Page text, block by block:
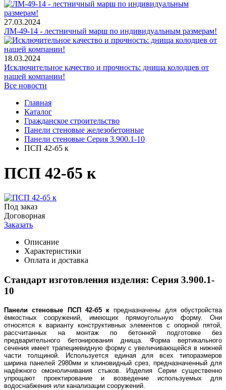
27.03.2024
ЛМ-49-14 - лестничный марш по индивидуальным размерам!
18.03.2024
Исключительное качество и прочность: днища колодцев от
нашей компании!
Все новости
Главная
Каталог
Гражданское строительство
Панели стеновые железобетонные
Панели стеновые Серия 3.900.1-10
ПСП 42-б5 к
ПСП 42-б5 к
Под заказ
Договорная
Заказать
Описание
Характеристики
Оплата и доставка
Стандарт изготовления изделия: Серия 3.900.1-
10
Панели стеновые ПСП 42-б5 к предназначены для обустройства
ёмкостных сооружений, имеющих прямоугольную форму. Они
относятся к варианту конструктивных элементов с опорной пятой,
рассчитанных на монтаж по бетонной подготовке без
предварительного бетонирования днища. Форма вертикального
сечения имеет трапециевидную форму с увеличивающейся в нижней
части толщиной. Используется единая для всех типоразмеров
ширина панелей 2980мм и клиновидный срез, предназначенный для
надёжного омоноличивания стыков. Изделия Серии существенно
упрощают проектирование и возведение используемых для
водоснабжения или канализации сооружений.